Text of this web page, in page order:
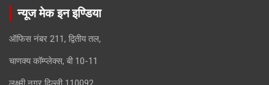
न्यूज मेक इन इण्डिया
ऑफिस नंबर 211, द्वितीय तल,
चाणक्य कॉम्प्लेक्स, बी 10-11